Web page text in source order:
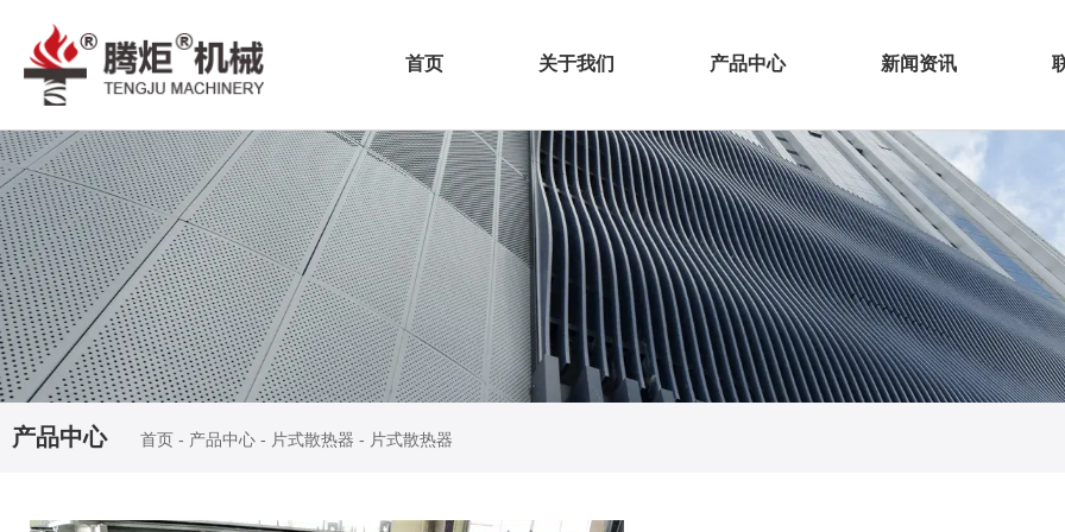
首页 关于我们 产品中心 新闻资讯
产品中心 首页 - 产品中心 - 片式散热器 - 片式散热器